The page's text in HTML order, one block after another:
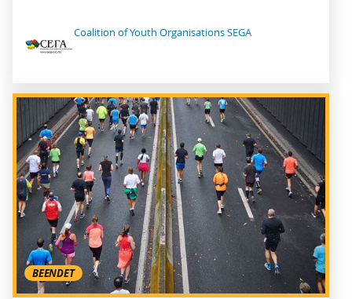
Coalition of Youth Organisations SEGA
BEENDET